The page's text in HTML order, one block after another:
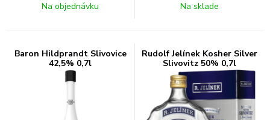
Na objednávku Na sklade
Baron Hildprandt Slivovice
42,5% 0,7l
Rudolf Jelínek Kosher Silver
Slivovitz 50% 0,7l